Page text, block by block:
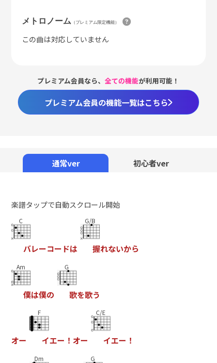
メトロノーム （プレミアム限定機能）
この曲は対応していません
プレミアム会員なら、全ての機能が利用可能！
プレミアム会員の機能一覧はこちら
通常ver 初心者ver
楽譜タップで自動スクロール開始
C
バレーコー ドは
G/B
握れないから
Am
僕は僕の
G
歌を歌う
オー
F
イエー ！ オー
C/E
イエー ！
Dm G